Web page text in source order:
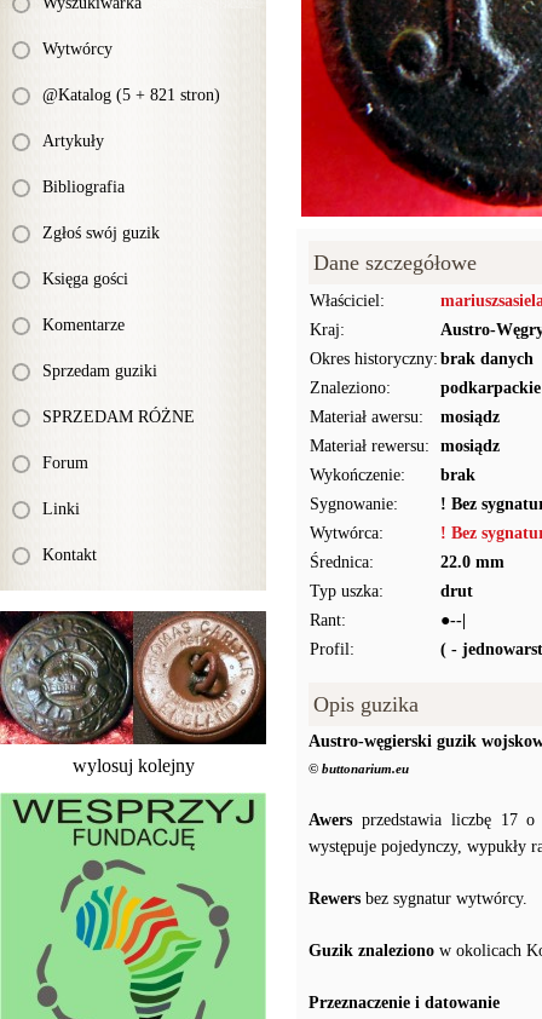
Wytwórcy
@Katalog (5 + 821 stron)
Artykuły
Bibliografia
Zgłoś swój guzik
Księga gości
Komentarze
Sprzedam guziki
SPRZEDAM RÓŻNE
Forum
Linki
Kontakt
wylosuj kolejny
Dane szczegółowe
Właściciel:
Kraj:
Austro-
Okres historyczny: brak danych
Znaleziono:
podkarpackie
Materiał awersu:
mosiądz
Materiał rewersu:
mosiądz
Wykończenie:
brak
Sygnowanie:
! Bez
Wytwórca:
! Bez
Średnica:
22.0 mm
Typ uszka:
drut
Rant:
●--|
Profil:
( -
Opis guzika
Austro-węgierski guzik
© buttonarium.eu
Awers przedstawia liczbę 17 o
występuje pojedynczy, wypukły
Rewers bez sygnatur wytwórcy.
Guzik znaleziono w okolicach
Przeznaczenie i datowanie